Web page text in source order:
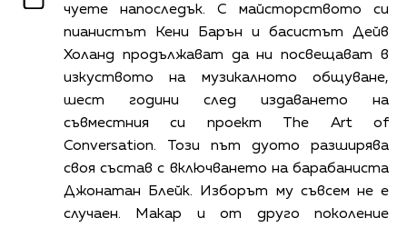
чуете напоследък. С майсторството си
пианистът Кени Барън и басистът Дейв
Холанд продължават да ни посвещават в
изкуството на музикалното общуване,
шест години след издаването на
съвместния си проект The Art of
Conversation. Този път дуото разширява
своя състав с включването на барабаниста
Джонатан Блейк. Изборът му съвсем не е
случаен. Макар и от друго поколение